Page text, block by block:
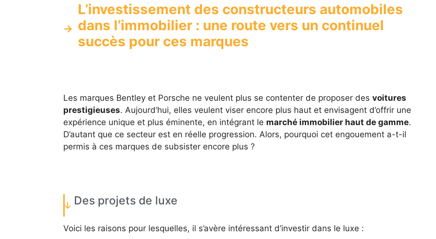
L’investissement des constructeurs automobiles
dans l’immobilier : une route vers un continuel
succès pour ces marques
Les marques Bentley et Porsche ne veulent plus se contenter de proposer des voitures
prestigieuses. Aujourd’hui, elles veulent viser encore plus haut et envisagent d’offrir une
expérience unique et plus éminente, en intégrant le marché immobilier haut de gamme.
D’autant que ce secteur est en réelle progression. Alors, pourquoi cet engouement a-t-il
permis à ces marques de subsister encore plus ?
Des projets de luxe
Voici les raisons pour lesquelles, il s’avère intéressant d’investir dans le luxe :